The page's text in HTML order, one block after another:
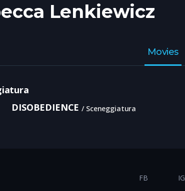
Lenkiewicz
Movies
DISOBEDIENCE Sceneggiatura
FB IG